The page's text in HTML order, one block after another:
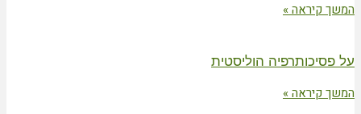
המשך קיראה »
על פסיכותרפיה הוליסטית
המשך קיראה »